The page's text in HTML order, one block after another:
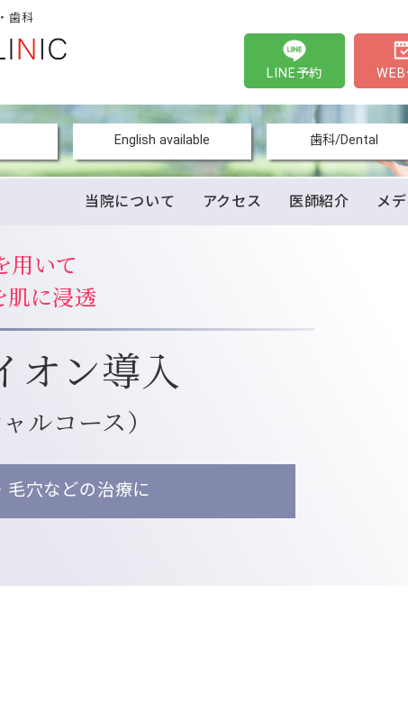
歯科
LINE予約
English available 歯科/Dental
当院について アクセス 医師紹介 メ
用いて
肌に浸透
オン導入
ルコース）
毛穴などの治療に